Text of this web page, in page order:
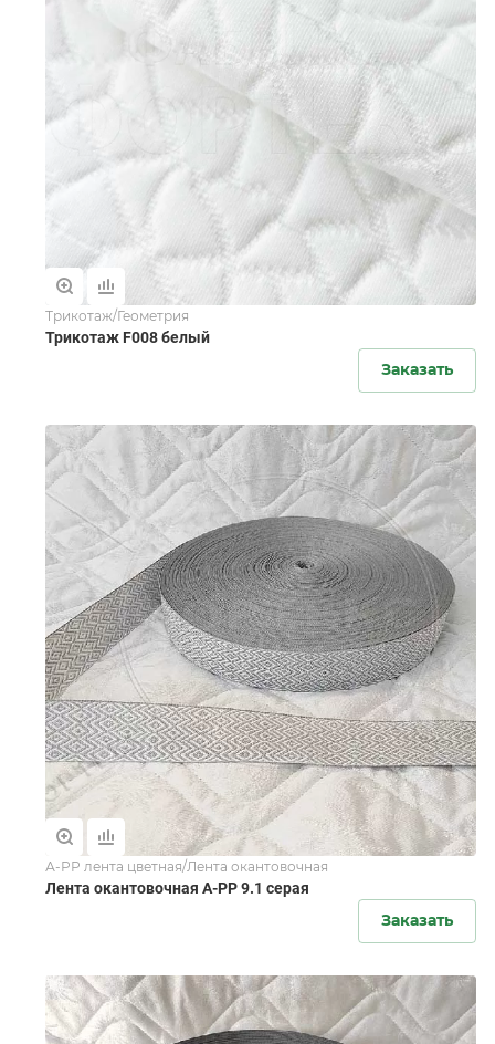
Трикотаж/Геометрия
Трикотаж F008 белый
Заказать
А-РР лента цветная/Лента окантовочная
Лента окантовочная А-PР 9.1 серая
Заказать